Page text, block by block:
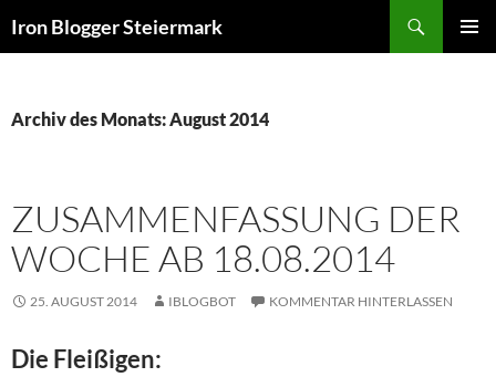
Inhalt
Iron Blogger Steiermark
Archiv des Monats: August 2014
ZUSAMMENFASSUNG DER
WOCHE AB 18.08.2014
25. AUGUST 2014 IBLOGBOT KOMMENTAR HINTERLASSEN
Die Fleißigen: